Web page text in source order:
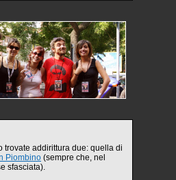
trovate addirittura due: quella di
Piombino (sempre che, nel
sfasciata).